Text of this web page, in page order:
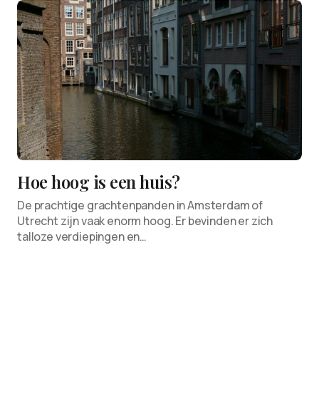
Hoe hoog is een huis?
De prachtige grachtenpanden in Amsterdam of
Utrecht zijn vaak enorm hoog. Er bevinden er zich
talloze verdiepingen en…